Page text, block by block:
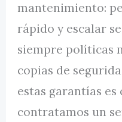
mantenimiento:
rápido y escalar
siempre políticas
copias de
estas garantías es
contratamos un